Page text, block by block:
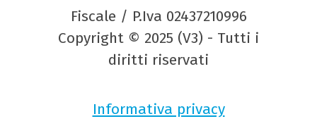
Fiscale / P.Iva 02437210996
Copyright © 2025 (V3) - Tutti i
diritti riservati
Informativa privacy